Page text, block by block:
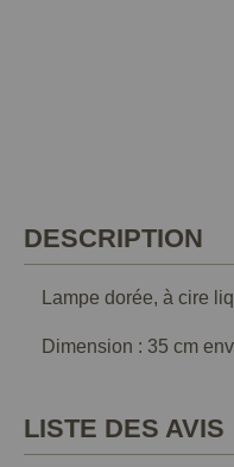
DESCRIPTION
Lampe dorée, à cire
Dimension : 35 cm
LISTE DES AVIS